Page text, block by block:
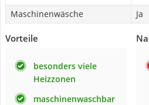
Maschinenwäsche
Ja
Vorteile
besonders viele
Heizzonen
maschinenwaschbar